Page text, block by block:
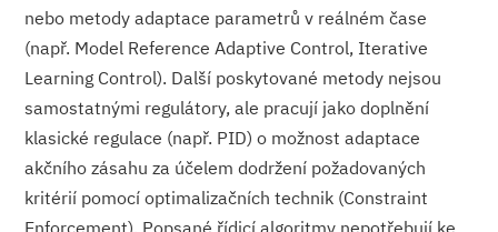
nebo metody adaptace parametrů v reálném čase
(např. Model Reference Adaptive Control, Iterative
Learning Control). Další poskytované metody nejsou
samostatnými regulátory, ale pracují jako doplnění
klasické regulace (např. PID) o možnost adaptace
akčního zásahu za účelem dodržení požadovaných
kritérií pomocí optimalizačních technik (Constraint
Enforcement). Popsané řídicí algoritmy nepotřebují ke